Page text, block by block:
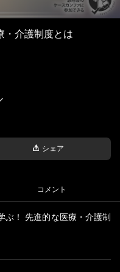
・介護制度とは
て
機関『悠翔会』の"地域連
シェア
コメント
ぶ！ 先進的な医療・介護制